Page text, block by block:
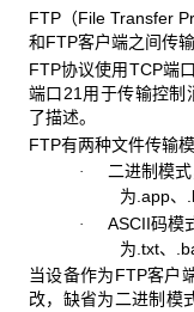
FTP （File Transfer
和FTP客户端之间传
FTP协议使用TCP端
端口21用于传输控制
了描述。
FTP有两种文件传输模
· 二进制模式
为 .app、
· ASCII码模
为.txt、
当设备作为FTP客户
改，缺省为二进制模